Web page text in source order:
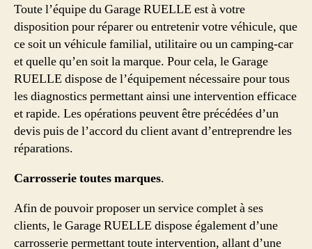
Toute l’équipe du Garage RUELLE est à votre
disposition pour réparer ou entretenir votre véhicule, que
ce soit un véhicule familial, utilitaire ou un camping-car
et quelle qu’en soit la marque. Pour cela, le Garage
RUELLE dispose de l’équipement nécessaire pour tous
les diagnostics permettant ainsi une intervention efficace
et rapide. Les opérations peuvent être précédées d’un
devis puis de l’accord du client avant d’entreprendre les
réparations.
Carrosserie toutes marques.
Afin de pouvoir proposer un service complet à ses
clients, le Garage RUELLE dispose également d’une
carrosserie permettant toute intervention, allant d’une